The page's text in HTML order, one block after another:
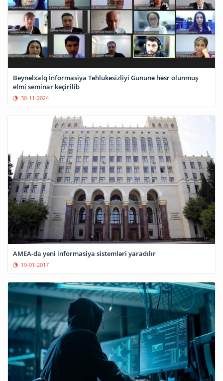
Beynəlxalq İnformasiya Təhlükəsizliyi Gününə həsr olunmuş
elmi seminar keçirilib
30-11-2024
AMEA-da yeni informasiya sistemləri yaradılır
19-01-2017